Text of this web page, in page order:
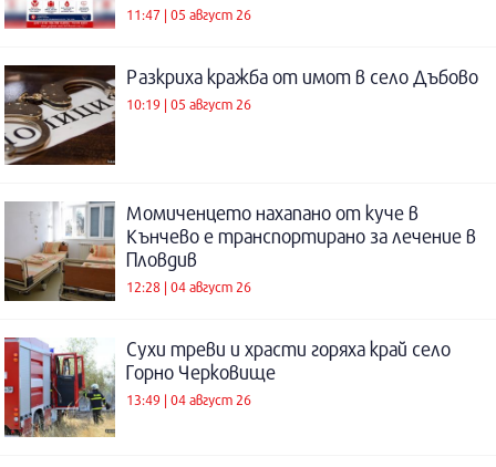
11:47 | 05 август 26
Разкриха кражба от имот в село Дъбово
10:19 | 05 август 26
Момиченцето нахапано от куче в
Кънчево е транспортирано за лечение в
Пловдив
12:28 | 04 август 26
Сухи треви и храсти горяха край село
Горно Черковище
13:49 | 04 август 26